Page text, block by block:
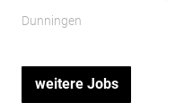
Dunningen
weitere Jobs